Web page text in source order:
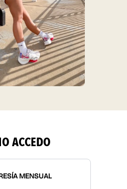
ACCEDO
MENSUAL